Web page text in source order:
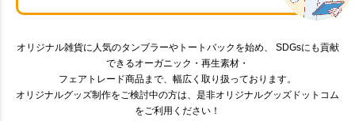
オリジナル雑貨に人気のタンブラーやトートバックを始め、 SDGsにも貢献
できるオーガニック・再生素材・
フェアトレード商品まで、幅広く取り扱っております。
オリジナルグッズ制作をご検討中の方は、是非オリジナルグッズドットコム
をご利用ください！